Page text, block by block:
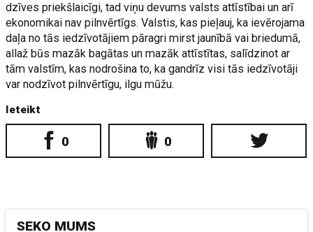
dzīves priekšlaicīgi, tad viņu devums valsts attīstībai un arī
ekonomikai nav pilnvērtīgs. Valstis, kas pieļauj, ka ievērojama
daļa no tās iedzīvotājiem pāragri mirst jaunībā vai briedumā,
allaž būs mazāk bagātas un mazāk attīstītas, salīdzinot ar
tām valstīm, kas nodrošina to, ka gandrīz visi tās iedzīvotāji
var nodzīvot pilnvērtīgu, ilgu mūžu.
Ieteikt
0 0
SEKO MUMS